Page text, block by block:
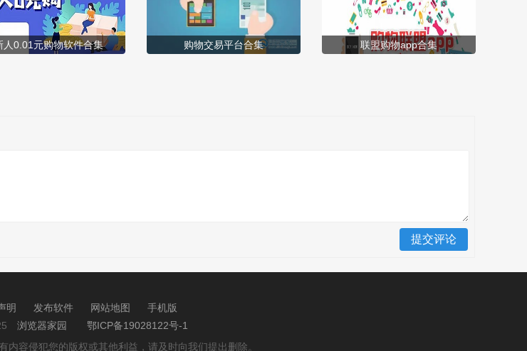
人0.01元购物软件合集 购物交易平台合集 联盟购物app合集
明 发布软件 网站地图
手机版
浏览器家园
鄂ICP备19028122号-1
内容侵犯您的版权或其他利益，请及时向我们提出删除。